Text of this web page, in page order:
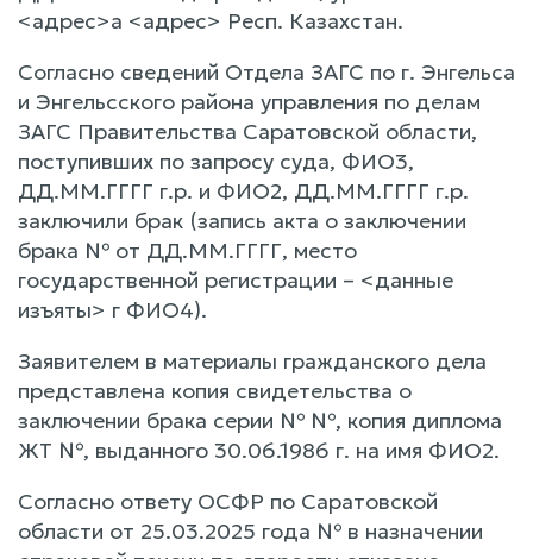
<адрес>а <адрес> Респ. Казахстан.
Согласно сведений Отдела ЗАГС по г. Энгельса
и Энгельсского района управления по делам
ЗАГС Правительства Саратовской области,
поступивших по запросу суда, ФИО3,
ДД.ММ.ГГГГ г.р. и ФИО2, ДД.ММ.ГГГГ г.р.
заключили брак (запись акта о заключении
брака № от ДД.ММ.ГГГГ, место
государственной регистрации – <данные
изъяты> г ФИО4).
Заявителем в материалы гражданского дела
представлена копия свидетельства о
заключении брака серии № №, копия диплома
ЖТ №, выданного 30.06.1986 г. на имя ФИО2.
Согласно ответу ОСФР по Саратовской
области от 25.03.2025 года № в назначении